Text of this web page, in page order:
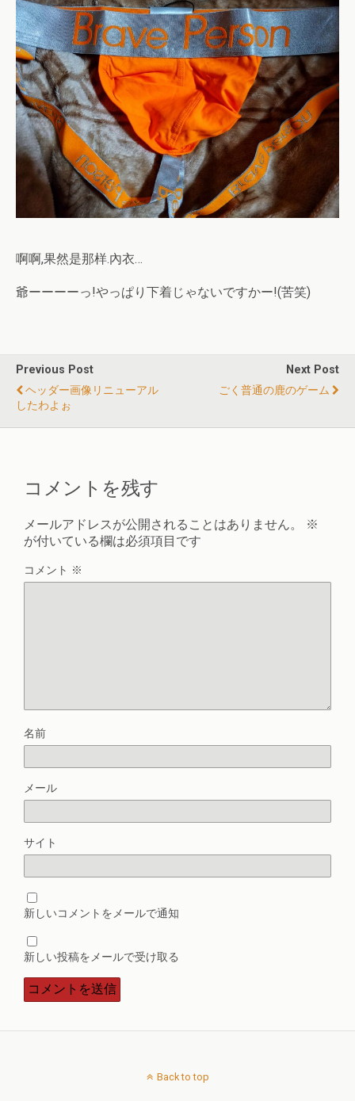
啊啊,果然是那样.內衣…
爺ーーーーっ!やっぱり下着じゃないですかー!(苦笑)
Previous Post
ヘッダー画像リニューアル
したわよぉ
Next Post
ごく普通の鹿のゲーム
コメントを残す
メールアドレスが公開されることはありません。
※
が付いている欄は必須項目です
コメント ※
名前
メール
サイト
新しいコメントをメールで通知
新しい投稿をメールで受け取る
Back to top